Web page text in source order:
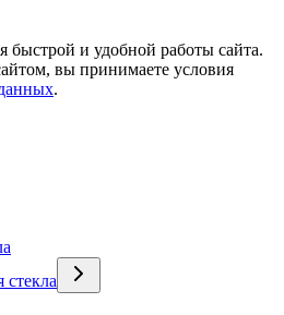
быстрой и удобной работы сайта.
вы принимаете условия
.